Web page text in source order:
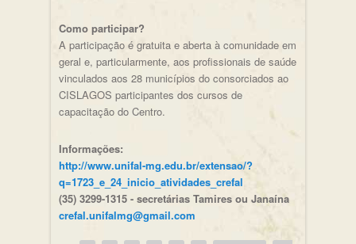
Como participar?
A participação é gratuita e aberta à comunidade em
geral e, particularmente, aos profissionais de saúde
vinculados aos 28 municípios do consorciados ao
CISLAGOS participantes dos cursos de
capacitação do Centro.
Informações:
http://www.unifal-mg.edu.br/extensao/?
q=1723_e_24_inicio_atividades_crefal
(35) 3299-1315 - secretárias Tamires ou Janaína
crefal.unifalmg@gmail.com